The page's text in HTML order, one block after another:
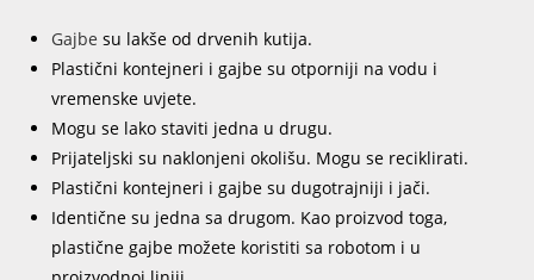
Gajbe su lakše od drvenih kutija.
Plastični kontejneri i gajbe su otporniji na vodu i
vremenske uvjete.
Mogu se lako staviti jedna u drugu.
Prijateljski su naklonjeni okolišu. Mogu se reciklirati.
Plastični kontejneri i gajbe su dugotrajniji i jači.
Identične su jedna sa drugom. Kao proizvod toga,
plastične gajbe možete koristiti sa robotom i u